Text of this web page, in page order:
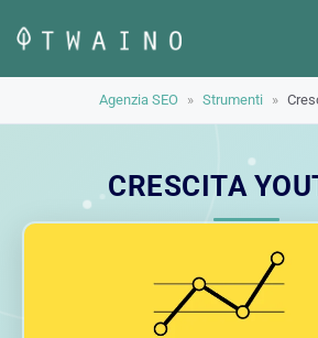
contenuto
Agenzia SEO » Strumenti »
CRESCITA